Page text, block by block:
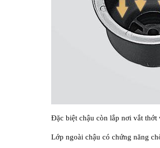
Đặc biệt chậu còn lắp nơi vắt thớt
Lớp ngoài chậu có chứng năng